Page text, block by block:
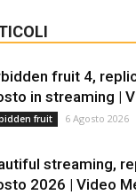
fruit 4,
in streaming |
fruit 6 Agosto 2026
streaming,
2026 | Video